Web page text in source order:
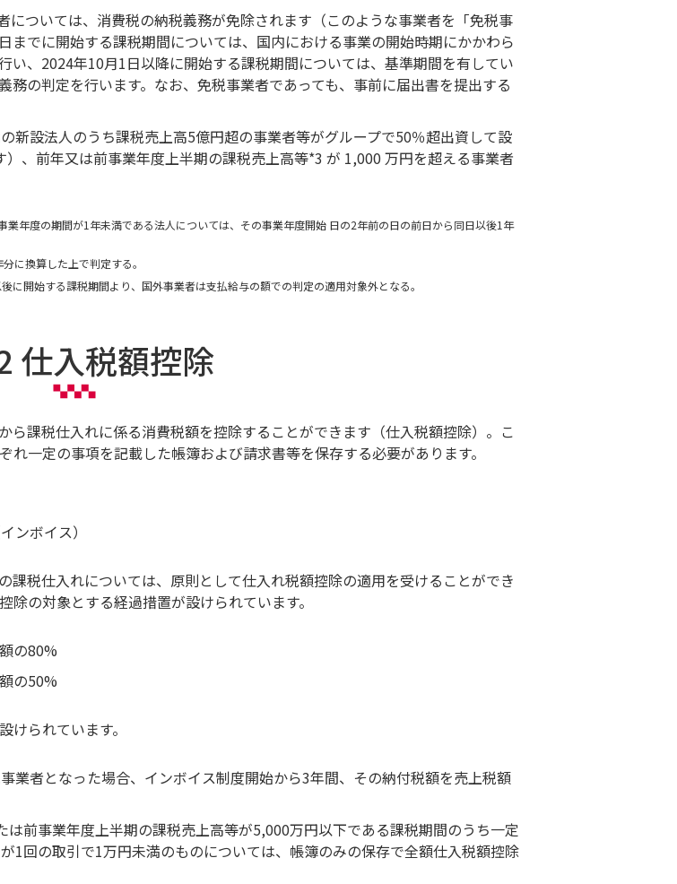
ついては、消費税の納税義務が免除されます（このような事業者を「免税事
でに開始する課税期間については、国内における事業の開始時期にかかわら
、2024年10月1日以降に開始する課税期間については、基準期間を有してい
の判定を行います。なお、免税事業者であっても、事前に届出書を提出する
新設法人のうち課税売上高5億円超の事業者等がグループで50％超出資して設
、前年又は前事業年度上半期の課税売上高等*3 が 1,000 万円を超える事業者
年度の期間が1年未満である法人については、その事業年度開始 日の2年前の日の前日から同日以後1年
に換算した上で判定する。
開始する課税期間より、国外事業者は支払給与の額での判定の適用対象外となる。
仕入税額控除
課税仕入れに係る消費税額を控除することができます（仕入税額控除）。こ
一定の事項を記載した帳簿および請求書等を保存する必要があります。
ンボイス）
税仕入れについては、原則として仕入れ税額控除の適用を受けることができ
の対象とする経過措置が設けられています。
の80%
の50%
られています。
業者となった場合、インボイス制度開始から3年間、その納付税額を売上税額
前事業年度上半期の課税売上高等が5,000万円以下である課税期間のうち一定
1回の取引で1万円未満のものについては、帳簿のみの保存で全額仕入税額控除